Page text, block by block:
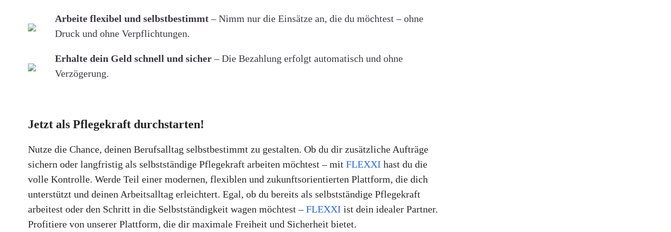
Arbeite flexibel und selbstbestimmt– Nimm nur die Einsätze an, die du möchtest – ohne
Druck und ohne Verpflichtungen.
Erhalte dein Geld schnell und sicher– Die Bezahlung erfolgt automatisch und ohne
Verzögerung.
Jetzt als Pflegekraft durchstarten!
Nutze die Chance, deinen Berufsalltag selbstbestimmt zu gestalten. Ob du dir zusätzliche Aufträge
sichern oder langfristig als selbstständige Pflegekraft arbeiten möchtest – mit FLEXXI hast du die
volle Kontrolle. Werde Teil einer modernen, flexiblen und zukunftsorientierten Plattform, die dich
unterstützt und deinen Arbeitsalltag erleichtert. Egal, ob du bereits als selbstständige Pflegekraft
arbeitest oder den Schritt in die Selbstständigkeit wagen möchtest –FLEXXI ist dein idealer Partner.
Profitiere von unserer Plattform, die dir maximale Freiheit und Sicherheit bietet.